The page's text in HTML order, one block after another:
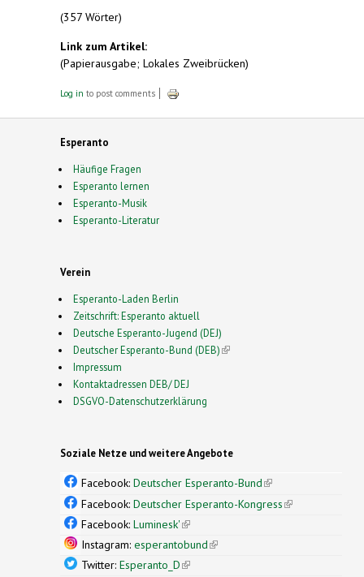
(357 Wörter)
Link zum Artikel:
(Papierausgabe; Lokales Zweibrücken)
Log in to post comments
Esperanto
Häufige Fragen
Esperanto lernen
Esperanto-Musik
Esperanto-Literatur
Verein
Esperanto-Laden Berlin
Zeitschrift: Esperanto aktuell
Deutsche Esperanto-Jugend (DEJ)
Deutscher Esperanto-Bund (DEB)(link is external)
Impressum
Kontaktadressen DEB/ DEJ
DSGVO-Datenschutzerklärung
Soziale Netze und weitere Angebote
Facebook: Deutscher Esperanto-Bund(link is
external)
Facebook: Deutscher Esperanto-Kongress(link is
Facebook: Luminesk'(link is external)
Instagram: esperantobund(link is external)
Twitter: Esperanto_D(link is external)